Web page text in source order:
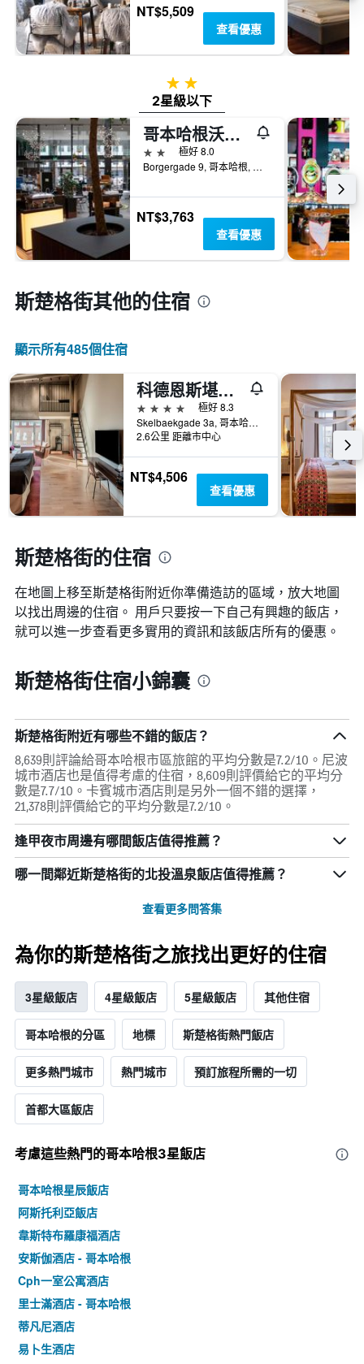
NT$5,509
查看優惠
2星級
2星級以下
哥本哈根沃克阿普- 伯格嘉德酒店
2星級
極好 8.0
Borgergade 9, 哥本哈根, 首都大區, 丹麥
NT$3,763
查看優惠
斯楚格街​其他的住宿
顯示所有485​個住宿
科德恩斯堪迪克酒店
4星級
極好 8.3
Skelbaekgade 3a, 哥本哈根, 首都大區, 丹麥
2.6公里 距離市中心
NT$4,506
查看優惠
斯楚格街的住宿
在地圖上移至斯楚格街​​附近你準備造訪的區域，放大地圖
以找出周邊的住宿。 用戶只要按一下自己有興趣的飯店，
就可以進一步查看更多實用的資訊和該飯店所有的優惠。
斯楚格街住宿小錦囊
斯楚格街附近有哪些不錯的飯店？
8,639則評論給哥本哈根市區旅館的平均分數是7.2/10。尼波
城市酒店也是值得考慮的住宿，8,609則評價給它的平均分
數是7.7/10。卡賓城市酒店則是另外一個不錯的選擇，
21,378則評價給它的平均分數是7.2/10。
逢甲夜市周邊有哪間飯店值得推薦？
哪一間鄰近斯楚格街的北投溫泉飯店值得推薦？
查看更多問答集
為你的斯楚格街之旅找出更好的住宿
3星級飯店 4星級飯店 5星級飯店 其他住宿
哥本哈根的分區 地標 斯楚格街熱門飯店
更多熱門城市 熱門城市 預訂旅程所需的一切
首都大區飯店
考慮這些熱門的哥本哈根3星​飯店
哥本哈根星辰飯店
阿斯托利亞飯店
韋斯特布羅康福酒店
安斯伽酒店 - 哥本哈根
Cph一室公寓酒店
里士滿酒店 - 哥本哈根
蒂凡尼酒店
易卜生酒店